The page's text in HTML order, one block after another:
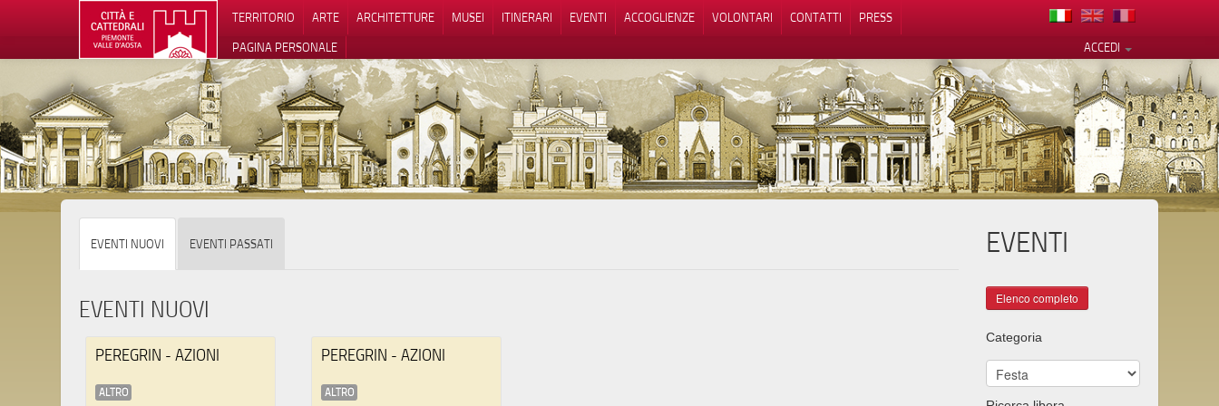
TERRITORIO ARTE ARCHITETTURE MUSEI ITINERARI EVENTI ACCOGLIENZE VOLONTARI CONTATTI
PRESS
ACCEDI
PAGINA PERSONALE
EVENTI NUOVI EVENTI PASSATI
EVENTI NUOVI
PEREGRIN - AZIONI
ALTRO
PEREGRIN - AZIONI
ALTRO
EVENTI
Categoria